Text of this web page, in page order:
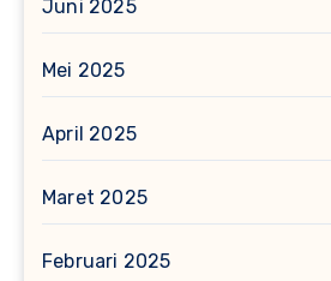
Juni 2025
Mei 2025
April 2025
Maret 2025
Februari 2025